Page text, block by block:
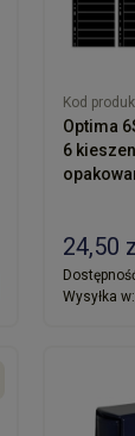
Kod
Optima
6
24,50
Wysyłka w: